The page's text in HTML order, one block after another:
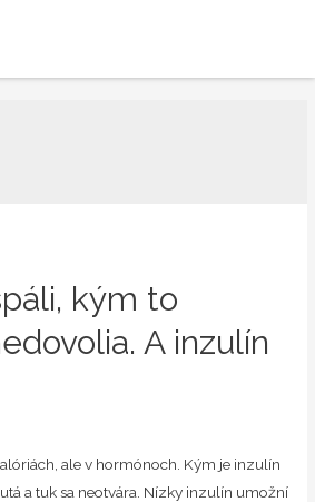
kým to
A inzulín
ale v hormónoch. Kým je inzulín
a tuk sa neotvára. Nízky inzulín umožní